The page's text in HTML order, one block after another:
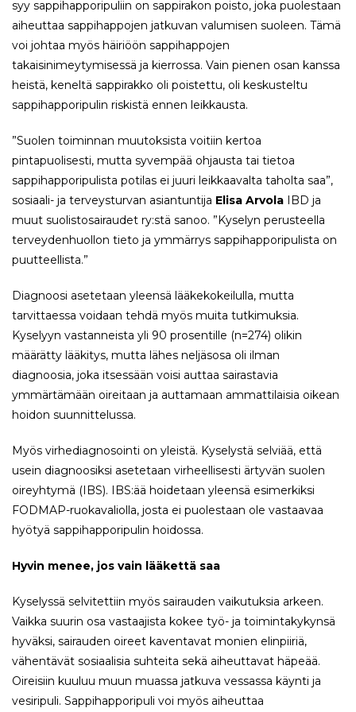
syy sappihapporipuliin on sappirakon poisto, joka puolestaan
aiheuttaa sappihappojen jatkuvan valumisen suoleen. Tämä
voi johtaa myös häiriöön sappihappojen
takaisinimeytymisessä ja kierrossa. Vain pienen osan kanssa
heistä, keneltä sappirakko oli poistettu, oli keskusteltu
sappihapporipulin riskistä ennen leikkausta.
”Suolen toiminnan muutoksista voitiin kertoa
pintapuolisesti, mutta syvempää ohjausta tai tietoa
sappihapporipulista potilas ei juuri leikkaavalta taholta saa”,
sosiaali- ja terveysturvan asiantuntija Elisa Arvola IBD ja
muut suolistosairaudet ry:stä sanoo. ”Kyselyn perusteella
terveydenhuollon tieto ja ymmärrys sappihapporipulista on
puutteellista.”
Diagnoosi asetetaan yleensä lääkekokeilulla, mutta
tarvittaessa voidaan tehdä myös muita tutkimuksia.
Kyselyyn vastanneista yli 90 prosentille (n=274) olikin
määrätty lääkitys, mutta lähes neljäsosa oli ilman
diagnoosia, joka itsessään voisi auttaa sairastavia
ymmärtämään oireitaan ja auttamaan ammattilaisia oikean
hoidon suunnittelussa.
Myös virhediagnosointi on yleistä. Kyselystä selviää, että
usein diagnoosiksi asetetaan virheellisesti ärtyvän suolen
oireyhtymä (IBS). IBS:ää hoidetaan yleensä esimerkiksi
FODMAP-ruokavaliolla, josta ei puolestaan ole vastaavaa
hyötyä sappihapporipulin hoidossa.
Hyvin menee, jos vain lääkettä saa
Kyselyssä selvitettiin myös sairauden vaikutuksia arkeen.
Vaikka suurin osa vastaajista kokee työ- ja toimintakykynsä
hyväksi, sairauden oireet kaventavat monien elinpiiriä,
vähentävät sosiaalisia suhteita sekä aiheuttavat häpeää.
Oireisiin kuuluu muun muassa jatkuva vessassa käynti ja
vesiripuli. Sappihapporipuli voi myös aiheuttaa